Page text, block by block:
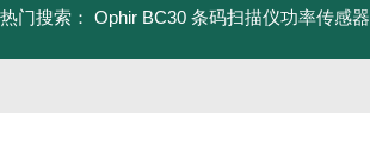
热门搜索： Ophir BC30 条码扫描仪功率传感器